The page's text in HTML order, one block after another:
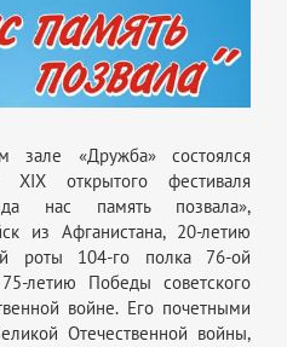
зале «Дружба» состоялся
XIХ открытого фестиваля
нас память позвала»,
из Афганистана, 20-летию
роты 104-го полка 76-ой
летию Победы советского
войне. Его почетными
Отечественной войны,